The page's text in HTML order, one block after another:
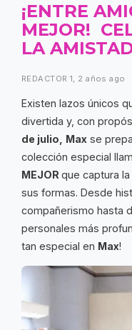
¡ENTRE
MEJOR!
LA
REDACTOR 1, 2 años ago
Existen lazos únicos
divertida y, con
de julio
Max se
colección especial
MEJOR que captura
sus formas. Desde
compañerismo hasta
personales más
tan especial en Max!